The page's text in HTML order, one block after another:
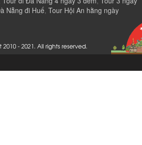
Nẵng đi Huế,Tour Hội An hằng ngày